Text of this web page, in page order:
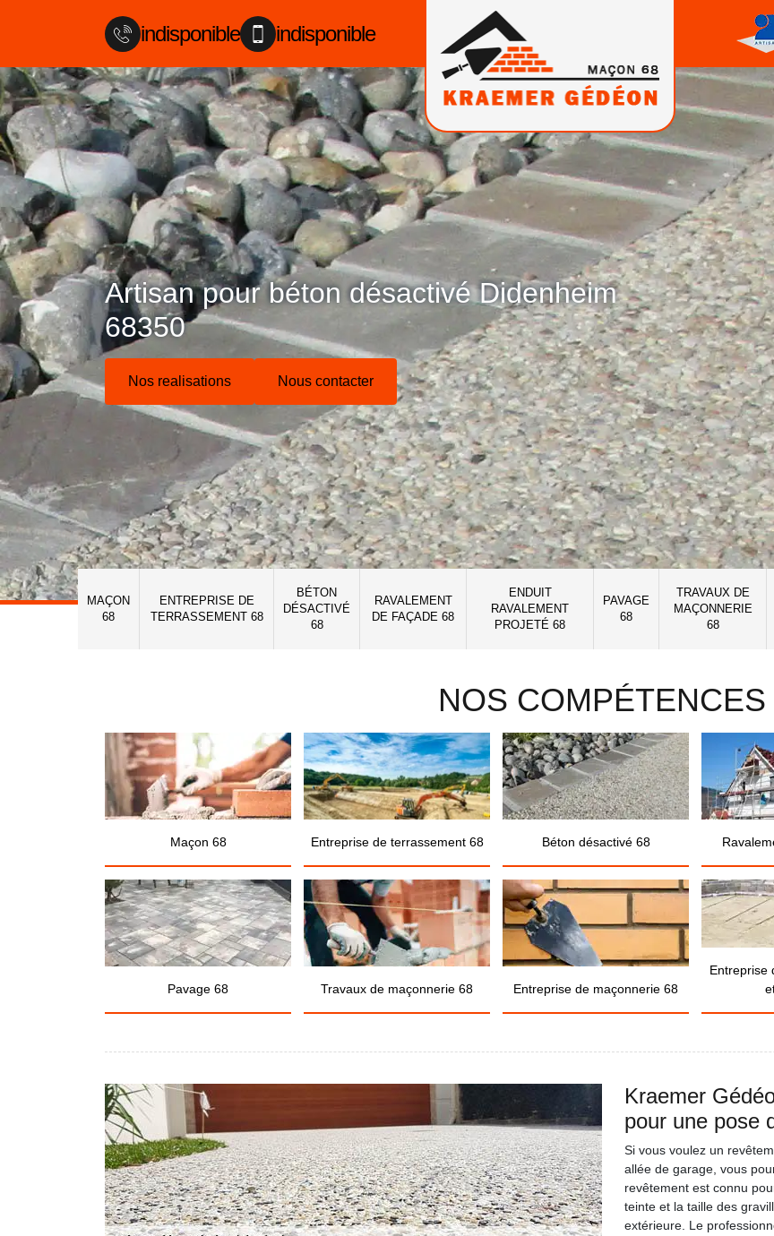
indisponible indisponible
Artisan pour béton désactivé Didenheim
68350
Nos realisations Nous contacter
MAÇON
68
ENTREPRISE DE
TERRASSEMENT 68
BÉTON
DÉSACTIVÉ
68
RAVALEMENT
DE FAÇADE 68
ENDUIT
RAVALEMENT
PROJETÉ 68
PAVAGE
68
TRAVAUX DE
MAÇONNERIE
68
NOS COMPÉTENCES
Maçon 68 Entreprise de terrassement 68 Béton désactivé 68
Pavage 68 Travaux de maçonnerie 68 Entreprise de maçonnerie 68
Entreprise
Kraemer
pour une pose
Si vous voulez un
allée de garage, vous
revêtement est connu
teinte et la taille des
extérieure. Le